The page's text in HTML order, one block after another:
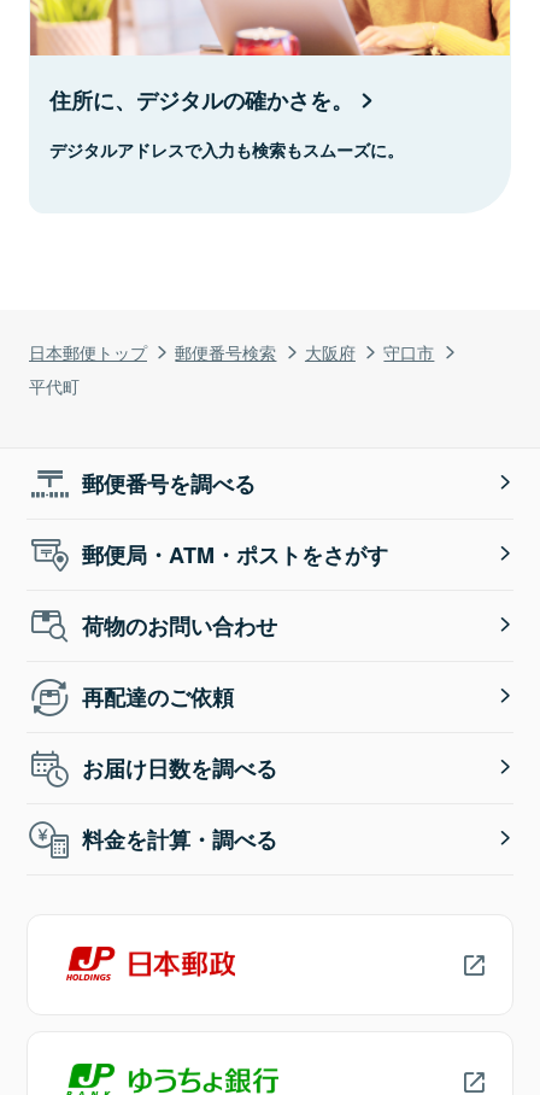
日本郵便トップ 郵便番号検索 大阪府
守口市
平代町
住所に、デジタルの確かさを。
デジタルアドレスで入力も検索もスムーズに。
郵便番号を調べる
郵便局・ATM・ポストをさがす
荷物のお問い合わせ
再配達のご依頼
お届け日数を調べる
料金を計算・調べる